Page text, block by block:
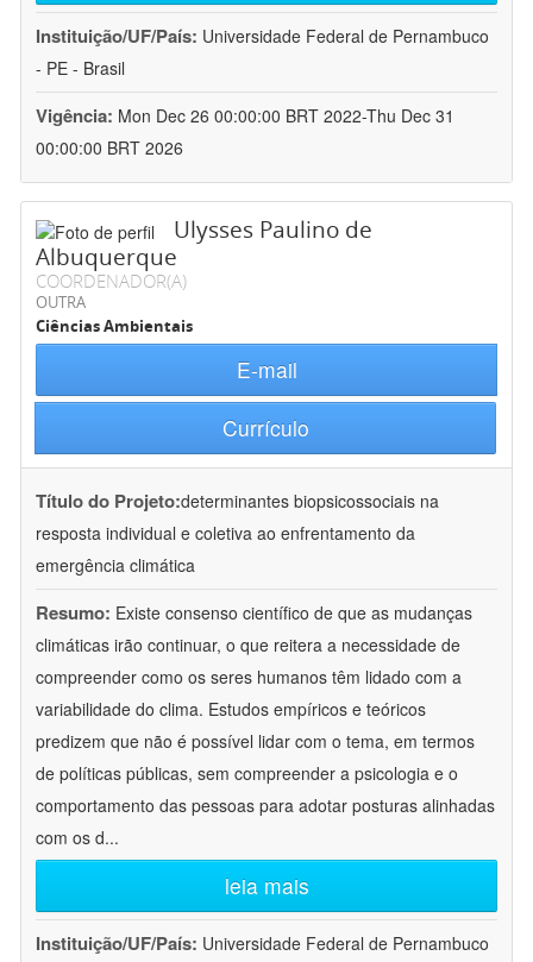
Instituição/UF/País: Universidade Federal de Pernambuco
- PE - Brasil
Vigência: Mon Dec 26 00:00:00 BRT 2022-Thu Dec 31
00:00:00 BRT 2026
Ulysses Paulino de
Albuquerque
COORDENADOR(A)
OUTRA
Ciências Ambientais
E-mail
Currículo
Título do Projeto:determinantes biopsicossociais na
resposta individual e coletiva ao enfrentamento da
emergência climática
Resumo: Existe consenso científico de que as mudanças
climáticas irão continuar, o que reitera a necessidade de
compreender como os seres humanos têm lidado com a
variabilidade do clima. Estudos empíricos e teóricos
predizem que não é possível lidar com o tema, em termos
de políticas públicas, sem compreender a psicologia e o
comportamento das pessoas para adotar posturas alinhadas
com os d...
leia mais
Instituição/UF/País: Universidade Federal de Pernambuco